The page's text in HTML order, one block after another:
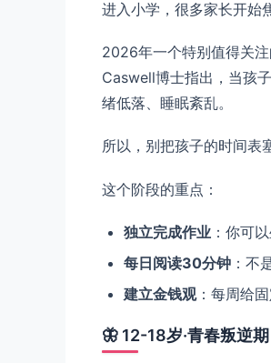
进入小学，很多家长开始
2026年一个特别值得关
Caswell博士指出，当孩
绪低落、睡眠紊乱。
所以，别把孩子的时间表
这个阶段的重点：
独立完成作业 ：你可
每日阅读30分钟 ：不
建立金钱观：每周给
🦋 12-18岁·青春叛逆